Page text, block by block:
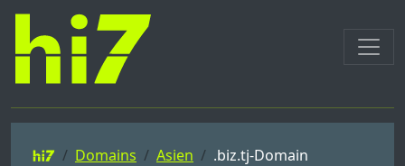
Domains Asien .biz.tj-Domain